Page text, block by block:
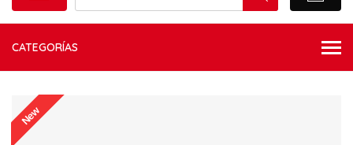
CATEGORÍAS
New